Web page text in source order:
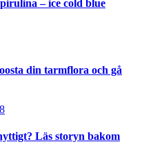
– ice cold blue
din tarmflora och gå
Läs storyn bakom